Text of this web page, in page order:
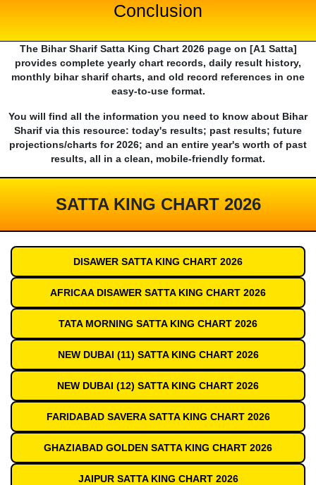
Conclusion
The Bihar Sharif Satta King Chart 2026 page on [A1 Satta]
provides complete yearly chart records, daily result history,
monthly bihar sharif charts, and old record references in one
easy-to-use format.
You will find all the information you need to know about Bihar
Sharif via this resource: today's results; past results; future
projections/charts for 2026; and an entire year's worth of past
results, all in a clean, mobile-friendly format.
SATTA KING CHART 2026
DISAWER SATTA KING CHART 2026
AFRICAA DISAWER SATTA KING CHART 2026
TATA MORNING SATTA KING CHART 2026
NEW DUBAI (11) SATTA KING CHART 2026
NEW DUBAI (12) SATTA KING CHART 2026
FARIDABAD SAVERA SATTA KING CHART 2026
GHAZIABAD GOLDEN SATTA KING CHART 2026
JAIPUR SATTA KING CHART 2026